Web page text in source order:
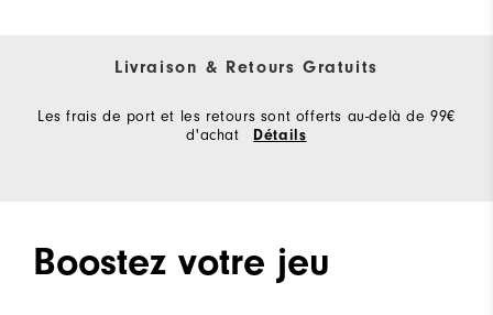
Livraison & Retours Gratuits
Les frais de port et les retours sont offerts au-delà de 99€
d'achat
Détails
Boostez votre jeu